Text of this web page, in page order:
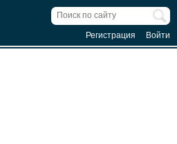
Регистрация Войти